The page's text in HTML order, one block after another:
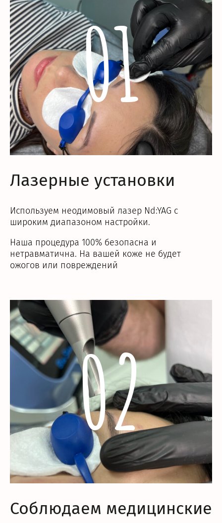
01
Лазерные установки
Используем неодимовый лазер Nd:YAG с
широким диапазоном настройки.
Наша процедура 100% безопасна и
нетравматична. На вашей коже не будет
ожогов или повреждений
02
Соблюдаем медицинские